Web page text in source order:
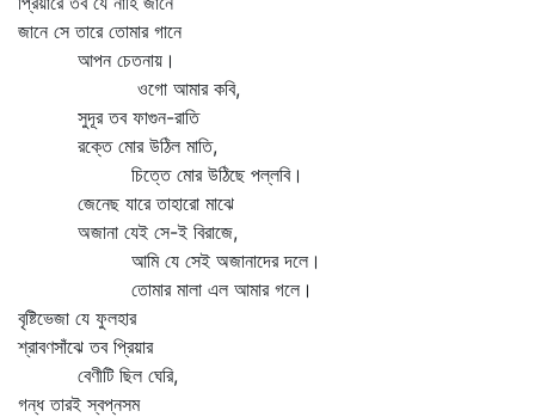
জানে সে তারে তোমার গানে
আপন চেতনায়।
ওগো আমার কবি,
সুদূর তব ফাগুন-রাতি
রক্তে মোর উঠিল মাতি,
চিত্তে মোর উঠিছে পল্লবি।
জেনেছ যারে তাহারো মাঝে
অজানা যেই সে-ই বিরাজে,
আমি যে সেই অজানাদের দলে।
তোমার মালা এল আমার গলে।
বৃষ্টিভেজা যে ফুলহার
শ্রাবণসাঁঝে তব প্রিয়ার
বেণীটি ছিল ঘেরি,
গন্ধ তারই স্বপ্নসম